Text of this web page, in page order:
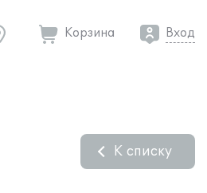
Корзина Вход
К списку